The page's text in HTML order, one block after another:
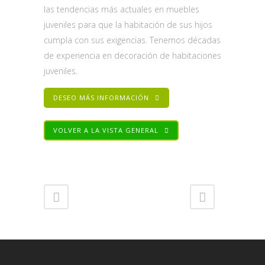
las tendencias más actuales en muebles
juveniles para que la habitación de sus hijos
cumpla con sus exigencias. Tenemos décadas
de experiencia en decoración de habitaciones
juveniles.
DESEO MÁS INFORMACIÓN
VOLVER A LA VISTA GENERAL